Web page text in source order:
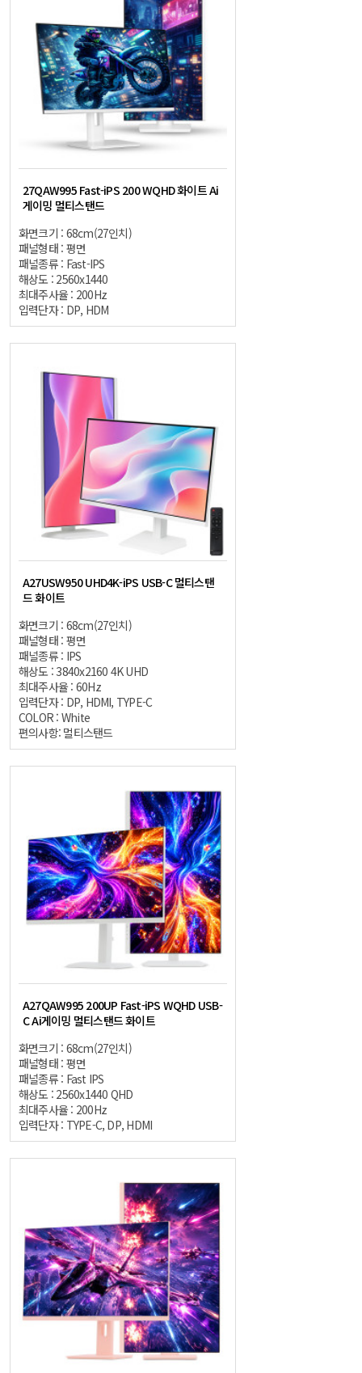
27QAW995 Fast-iPS 200 WQHD 화이트 Ai
게이밍 멀티스탠드
화면크기 : 68cm(27인치)
패널형태 : 평면
패널종류 : Fast-IPS
해상도 : 2560x1440
최대주사율 : 200Hz
입력단자 : DP, HDM
A27USW950 UHD4K-iPS USB-C 멀티스탠
드 화이트
화면크기 : 68cm(27인치)
패널형태 : 평면
패널종류 : IPS
해상도 : 3840x2160 4K UHD
최대주사율 : 60Hz
입력단자 : DP, HDMI, TYPE-C
COLOR : White
편의사항: 멀티스탠드
A27QAW995 200UP Fast-iPS WQHD USB-
C Ai게이밍 멀티스탠드 화이트
화면크기 : 68cm(27인치)
패널형태 : 평면
패널종류 : Fast IPS
해상도 : 2560x1440 QHD
최대주사율 : 200Hz
입력단자 : TYPE-C, DP, HDMI